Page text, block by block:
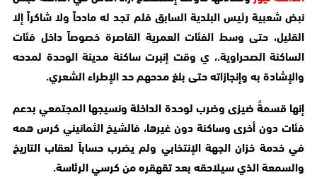
نبض شعبية رئيس البلدية السابق فلم تجد له مادحاً ولا شاكراً إلا
القليل، حتى وسط الفئات العمرية القاصرة خصوصاً داخل فئات
الساكنة الصحراوية.، ي وقت إنبرت ساكنة مدينة الوحدة لمدحه
والإشادة به وإنجازاته حتى بلغ مدحهم حد الإطراء الشعري.
إنها قسمةٌ ضيزى وضرب لوحدة الداخلة ونسيجها المجتمعي بدعم
فئات دون أخرى وساكنة دون غيرها، فالشيخ الثمانيني كرس همه
في خدمة خزان الجهة الإنتخابي ولم يضرب حساباً لعقاب التاريخ
والسمعة الذي سيلاحقه بعد تقهقره من كرسي الرئاسة.